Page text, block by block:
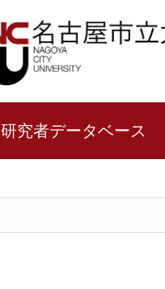
研究者データベース